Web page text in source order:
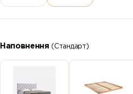
Наповнення(Стандарт)